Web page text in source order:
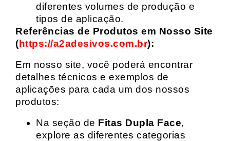
diferentes volumes de produção e
tipos de aplicação.
Referências de Produtos em Nosso Site
(https://a2adesivos.com.br):
Em nosso site, você poderá encontrar
detalhes técnicos e exemplos de
aplicações para cada um dos nossos
produtos:
Na seção de Fitas Dupla Face,
explore as diferentes categorias